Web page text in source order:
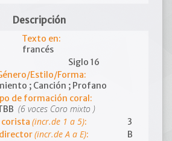
Descripción
Texto en:
francés
Siglo 16
Estilo/Forma:
; Canción ; Profano
de formación coral:
(6 voces Coro mixto )
(incr.de 1 a 5):
3
(incr.de A a E):
B